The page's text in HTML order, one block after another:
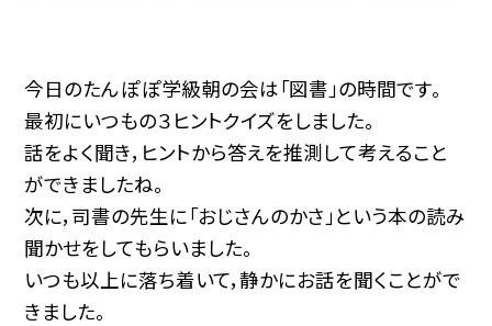
今日のたんぽぽ学級朝の会は「図書」の時間です。
最初にいつもの３ヒントクイズをしました。
話をよく聞き，ヒントから答えを推測して考えること
ができましたね。
次に，司書の先生に「おじさんのかさ」という本の読み
聞かせをしてもらいました。
いつも以上に落ち着いて，静かにお話を聞くことがで
きました。